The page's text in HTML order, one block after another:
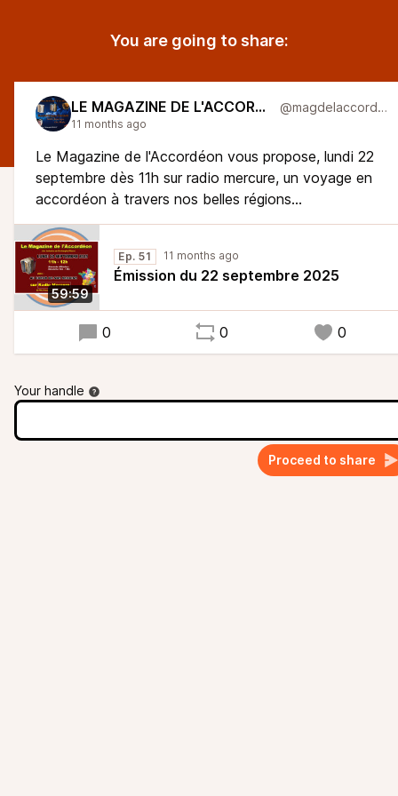
You are going to share:
LE MAGAZINE DE L'ACCORDÉON @magdelaccordeon
11 months ago
Le Magazine de l'Accordéon vous propose, lundi 22
septembre dès 11h sur radio mercure, un voyage en
accordéon à travers nos belles régions...
59:59
Ep. 51 11 months ago
Émission du 22 septembre 2025
0 0 0
Your handle
Proceed to share